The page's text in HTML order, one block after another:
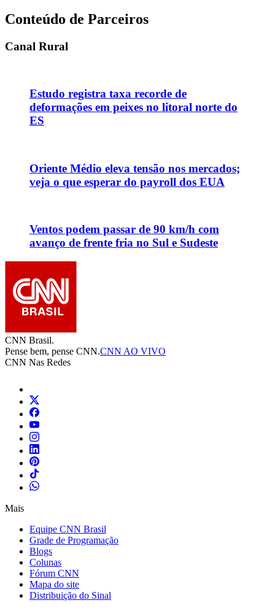
Conteúdo de Parceiros
Canal Rural
Estudo registra taxa recorde de
deformações em peixes no litoral norte do
ES
Oriente Médio eleva tensão nos mercados;
veja o que esperar do payroll dos EUA
Ventos podem passar de 90 km/h com
avanço de frente fria no Sul e Sudeste
CNN Brasil.
Pense bem, pense CNN.CNN AO VIVO
CNN Nas Redes
Mais
Equipe CNN Brasil
Grade de Programação
Blogs
Colunas
Fórum CNN
Mapa do site
Distribuição do Sinal